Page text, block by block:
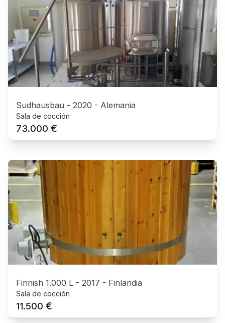
Sudhausbau - 2020 - Alemania
Sala de cocción
73.000 €
Finnish 1.000 L - 2017 - Finlandia
Sala de cocción
11.500 €